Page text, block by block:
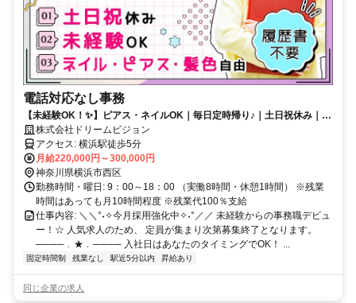
電話対応なし事務
【未経験OK！✨】ピアス・ネイルOK｜毎日定時帰り♪｜土日祝休み｜ピ
アス・ネイル・服装自由｜昇給・賞与あり
株式会社ドリームビジョン
アクセス: 横浜駅徒歩5分
月給220,000円～300,000円
神奈川県横浜市西区
勤務時間・曜日: 9：00～18：00 （実働8時間・休憩1時間） ※残業
時間はあっても月10時間程度 ※残業代100％支給
仕事内容: ＼＼°˖✧今月採用強化中✧˖°／／ 未経験からの事務職デビュ
ー！☆ 人気求人のため、 定員が集まり次第募集終了となります。
────﹒★﹒──── 入社日はあなたのタイミングでOK！ ...
固定時間制 残業なし 駅近5分以内 昇給あり
同じ企業の求人